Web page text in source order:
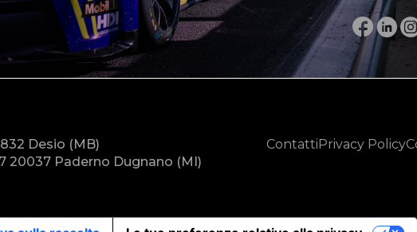
Desio (MB)
20037 Paderno Dugnano (MI)
ContattiPrivacy Policy